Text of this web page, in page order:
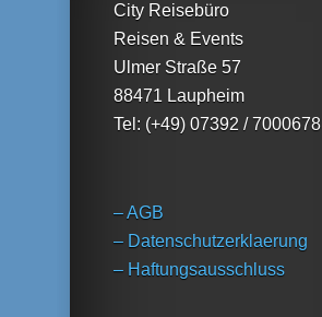
City Reisebüro
Reisen & Events
Ulmer Straße 57
88471 Laupheim
Tel: (+49) 07392 / 7000678
– AGB
– Datenschutzerklaerung
– Haftungsausschluss